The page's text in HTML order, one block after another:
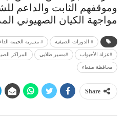
وموقفهم الثابت والداعم
مواجهة الكيان الصهيوني
# الدورات الصيفية # مديرية الحيمة
#عزلة الأحبواب #مسير طلابي المراكز
محافظة صنعاء
Share